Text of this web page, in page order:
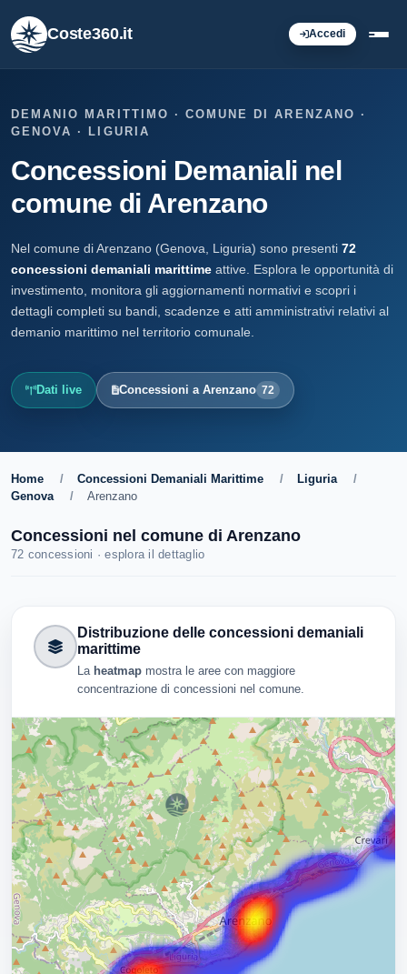
Coste360.it Accedi
DEMANIO MARITTIMO · COMUNE DI ARENZANO ·
GENOVA · LIGURIA
Concessioni Demaniali nel
comune di Arenzano
Nel comune di Arenzano (Genova, Liguria) sono presenti 72
concessioni demaniali marittime attive. Esplora le opportunità di
investimento, monitora gli aggiornamenti normativi e scopri i
dettagli completi su bandi, scadenze e atti amministrativi relativi al
demanio marittimo nel territorio comunale.
Dati live Concessioni a Arenzano 72
Home / Concessioni Demaniali Marittime / Liguria
/
Genova
/ Arenzano
Concessioni nel comune di Arenzano
72 concessioni · esplora il dettaglio
Distribuzione delle concessioni demaniali
marittime
La heatmap mostra le aree con maggiore
concentrazione di concessioni nel comune.